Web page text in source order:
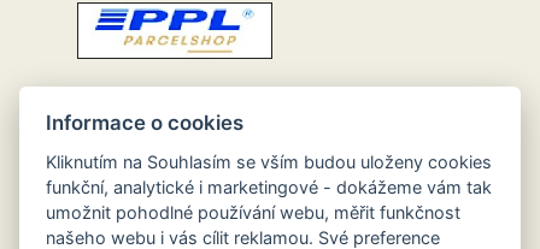
Informace o cookies
Kliknutím na Souhlasím se vším budou uloženy cookies
funkční, analytické i marketingové - dokážeme vám tak
umožnit pohodlné používání webu, měřit funkčnost
našeho webu i vás cílit reklamou. Své preference